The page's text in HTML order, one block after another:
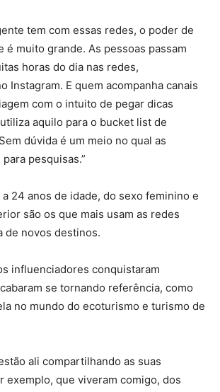
tem com essas redes, o poder de
é muito grande. As pessoas passam
horas do dia nas redes,
Instagram. E quem acompanha canais
com o intuito de pegar dicas
aquilo para o bucket list de
dúvida é um meio no qual as
pesquisas.”
24 anos de idade, do sexo feminino e
são os que mais usam as redes
de novos destinos.
influenciadores conquistaram
se tornando referência, como
no mundo do ecoturismo e turismo de
ali compartilhando as suas
exemplo, que viveram comigo, dos